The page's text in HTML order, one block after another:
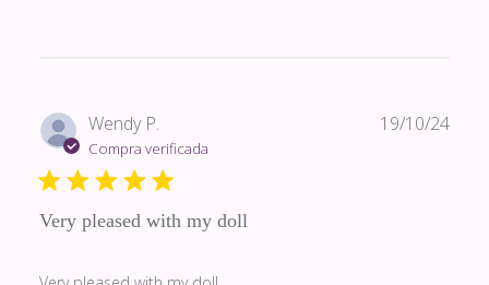
Wendy P.
Compra verificada
Very pleased with my doll
19/10/24